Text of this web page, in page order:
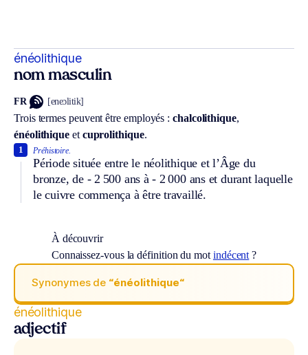
énéolithique
nom masculin
FR [eneɔlitik]
Trois termes peuvent être employés :chalcolithique,
énéolithique et cuprolithique.
Préhistoire.
Période située entre le néolithique et l’Âge du
bronze, de - 2 500 ans à - 2 000 ans et durant laquelle
le cuivre commença à être travaillé.
1
À découvrir
Connaissez-vous la définition du mot indécent ?
Synonymes de “énéolithique“
énéolithique
adjectif